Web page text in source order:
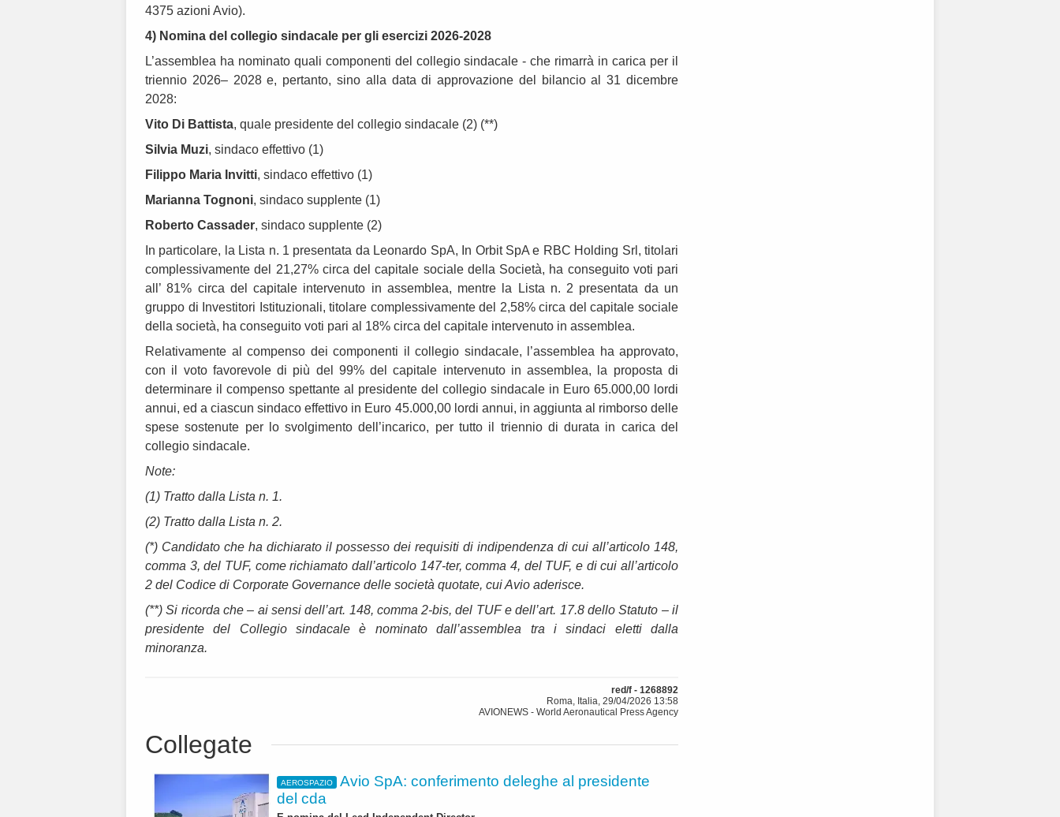
4375 azioni Avio).
4) Nomina del collegio sindacale per gli esercizi 2026-2028
L’assemblea ha nominato quali componenti del collegio sindacale - che rimarrà in carica per il
triennio 2026– 2028 e, pertanto, sino alla data di approvazione del bilancio al 31 dicembre
2028:
Vito Di Battista, quale presidente del collegio sindacale (2) (**)
Silvia Muzi, sindaco effettivo (1)
Filippo Maria Invitti, sindaco effettivo (1)
Marianna Tognoni, sindaco supplente (1)
Roberto Cassader, sindaco supplente (2)
In particolare, la Lista n. 1 presentata da Leonardo SpA, In Orbit SpA e RBC Holding Srl, titolari
complessivamente del 21,27% circa del capitale sociale della Società, ha conseguito voti pari
all’ 81% circa del capitale intervenuto in assemblea, mentre la Lista n. 2 presentata da un
gruppo di Investitori Istituzionali, titolare complessivamente del 2,58% circa del capitale sociale
della società, ha conseguito voti pari al 18% circa del capitale intervenuto in assemblea.
Relativamente al compenso dei componenti il collegio sindacale, l’assemblea ha approvato,
con il voto favorevole di più del 99% del capitale intervenuto in assemblea, la proposta di
determinare il compenso spettante al presidente del collegio sindacale in Euro 65.000,00 lordi
annui, ed a ciascun sindaco effettivo in Euro 45.000,00 lordi annui, in aggiunta al rimborso delle
spese sostenute per lo svolgimento dell’incarico, per tutto il triennio di durata in carica del
collegio sindacale.
Note:
(1) Tratto dalla Lista n. 1.
(2) Tratto dalla Lista n. 2.
(*) Candidato che ha dichiarato il possesso dei requisiti di indipendenza di cui all’articolo 148,
comma 3, del TUF, come richiamato dall’articolo 147-ter, comma 4, del TUF, e di cui all’articolo
2 del Codice di Corporate Governance delle società quotate, cui Avio aderisce.
(**) Si ricorda che – ai sensi dell’art. 148, comma 2-bis, del TUF e dell’art. 17.8 dello Statuto – il
presidente del Collegio sindacale è nominato dall’assemblea tra i sindaci eletti dalla
minoranza.
red/f - 1268892
Roma, Italia, 29/04/2026 13:58
AVIONEWS - World Aeronautical Press Agency
Collegate
AEROSPAZIO
Avio SpA: conferimento deleghe al presidente
del cda